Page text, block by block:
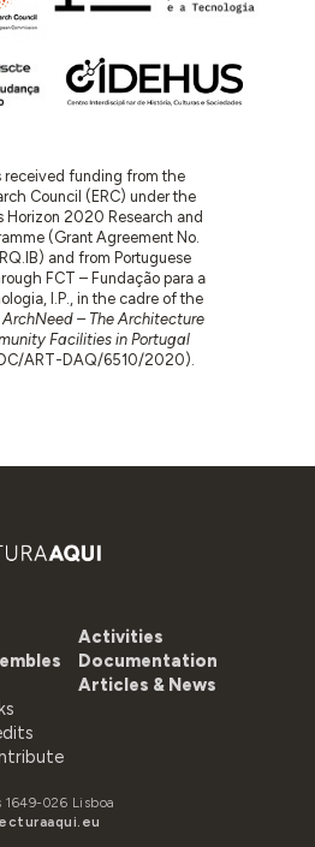
received funding from the
Council (ERC) under the
Horizon 2020 Research and
(Grant Agreement No.
and from Portuguese
FCT – Fundação para a
I.P., in the cadre of the
ArchNeed – The Architecture
Facilities in Portugal
ART-DAQ/6510/2020).
Activities
Documentation
Articles & News
026 Lisboa